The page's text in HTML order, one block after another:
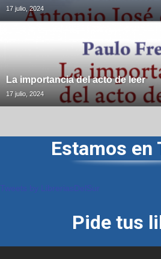
17 julio, 2024
La importancia del acto de leer
17 julio, 2024
Estamos en
Pide tus